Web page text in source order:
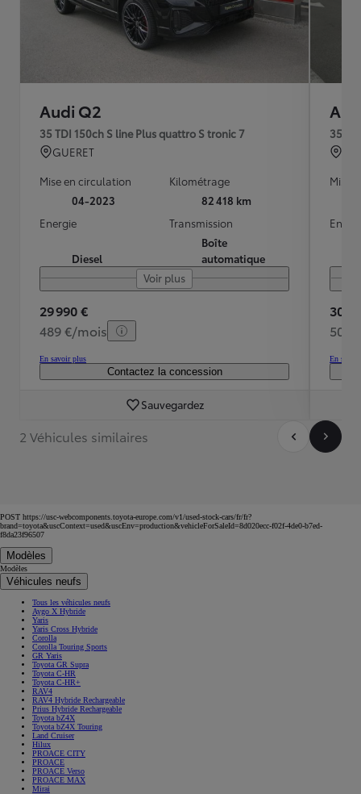
Audi Q2
35 TDI 150ch S line Plus quattro S tronic 7
GUERET
Mise en circulation
04-2023
Kilométrage
82 418 km
Energie
Diesel
Transmission
Boîte
automatique
Voir plus
29 990 €
489 €/mois
En savoir plus
Contactez la concession
Sauvegardez
35
Mise
30
504
En
2 Véhicules similaires
POST https://usc-webcomponents.toyota-europe.com/v1/used-stock-cars/fr/fr?
brand=toyota&uscContext=used&uscEnv=production&vehicleForSaleId=8d020ecc-f02f-4de0-b7ed-
f8da23f96507
Modèles
Modèles
Véhicules neufs
Tous les véhicules neufs
Aygo X Hybride
Yaris
Yaris Cross Hybride
Corolla
Corolla Touring Sports
GR Yaris
Toyota GR Supra
Toyota C-HR
Toyota C-HR+
RAV4
RAV4 Hybride Rechargeable
Prius Hybride Rechargeable
Toyota bZ4X
Toyota bZ4X Touring
Land Cruiser
Hilux
PROACE CITY
PROACE
PROACE Verso
PROACE MAX
Mirai